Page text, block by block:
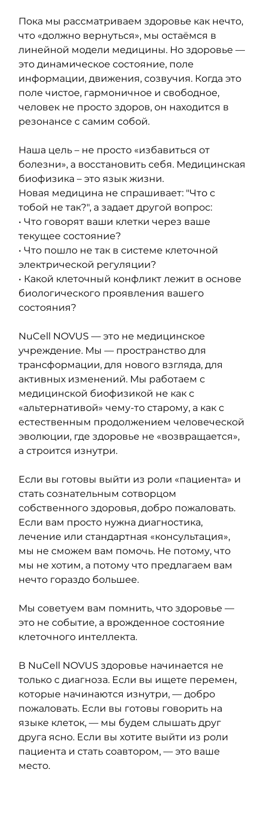
Пока мы рассматриваем здоровье как нечто,
что «должно вернуться», мы остаёмся в
линейной модели медицины. Но здоровье —
это динамическое состояние, поле
информации, движения, созвучия. Когда это
поле чистое, гармоничное и свободное,
человек не просто здоров, он находится в
резонансе с самим собой.
Наша цель – не просто «избавиться от
болезни», а восстановить себя. Медицинская
биофизика – это язык жизни.
Новая медицина не спрашивает: "Что с
тобой не так?", а задает другой вопрос:
• Что говорят ваши клетки через ваше
текущее состояние?
• Что пошло не так в системе клеточной
электрической регуляции?
• Какой клеточный конфликт лежит в основе
биологического проявления вашего
состояния?
NuCell NOVUS — это не медицинское
учреждение. Мы — пространство для
трансформации, для нового взгляда, для
активных изменений. Мы работаем с
медицинской биофизикой не как с
«альтернативой» чему-то старому, а как с
естественным продолжением человеческой
эволюции, где здоровье не «возвращается»,
а строится изнутри.
Если вы готовы выйти из роли «пациента» и
стать сознательным сотворцом
собственного здоровья, добро пожаловать.
Если вам просто нужна диагностика,
лечение или стандартная «консультация»,
мы не сможем вам помочь. Не потому, что
мы не хотим, а потому что предлагаем вам
нечто гораздо большее.
Мы советуем вам помнить, что здоровье —
это не событие, а врожденное состояние
клеточного интеллекта.
В NuCell NOVUS здоровье начинается не
только с диагноза. Если вы ищете перемен,
которые начинаются изнутри, — добро
пожаловать. Если вы готовы говорить на
языке клеток, — мы будем слышать друг
друга ясно. Если вы хотите выйти из роли
пациента и стать соавтором, — это ваше
место.